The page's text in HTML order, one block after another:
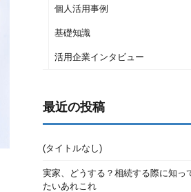
個人活用事例
基礎知識
活用企業インタビュー
最近の投稿
(タイトルなし)
実家、どうする？相続する際に知っ
たいあれこれ